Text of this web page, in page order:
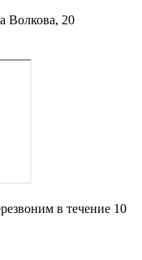
Волкова, 20
в течение 10